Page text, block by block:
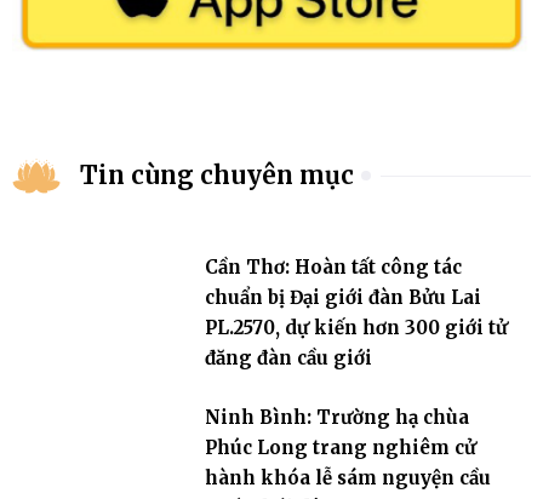
Tin cùng chuyên mục
Cần Thơ: Hoàn tất công tác
chuẩn bị Đại giới đàn Bửu Lai
PL.2570, dự kiến hơn 300 giới tử
đăng đàn cầu giới
Ninh Bình: Trường hạ chùa
Phúc Long trang nghiêm cử
hành khóa lễ sám nguyện cầu